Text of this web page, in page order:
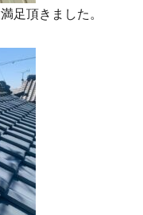
足頂きました。